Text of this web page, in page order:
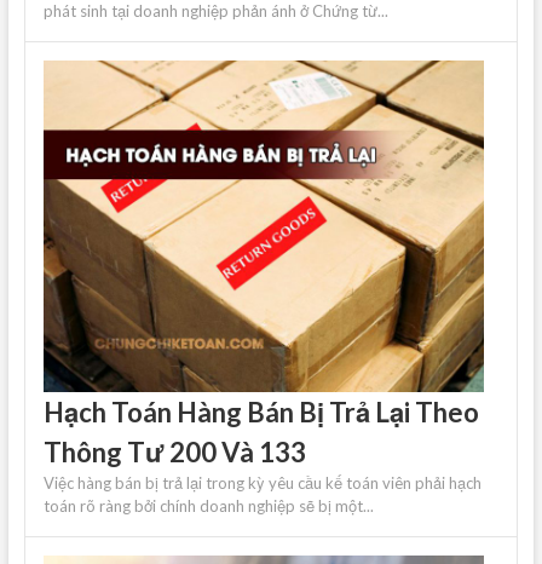
phát sinh tại doanh nghiệp phản ánh ở Chứng từ...
Hạch Toán Hàng Bán Bị Trả Lại Theo
Thông Tư 200 Và 133
Việc hàng bán bị trả lại trong kỳ yêu cầu kế toán viên phải hạch
toán rõ ràng bởi chính doanh nghiệp sẽ bị một...